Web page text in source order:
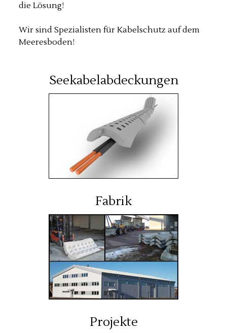
die Lösung!
Wir sind Spezialisten für Kabelschutz auf dem
Meeresboden!
Seekabelabdeckungen
Fabrik
Projekte